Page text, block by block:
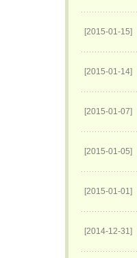
[2015-01-15]
[2015-01-14]
[2015-01-07]
[2015-01-05]
[2015-01-01]
[2014-12-31]